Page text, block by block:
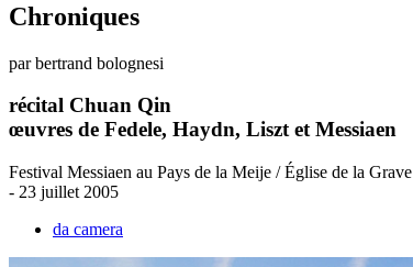
Chroniques
par bertrand bolognesi
récital Chuan Qin
œuvres de Fedele, Haydn, Liszt et Messiaen
Festival Messiaen au Pays de la Meije / Église de la Grave
- 23 juillet 2005
da camera